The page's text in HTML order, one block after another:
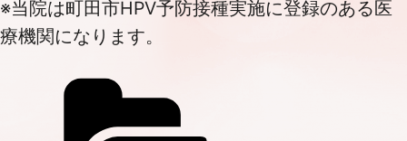
※当院は町田市HPV予防接種実施に登録のある医
療機関になります。